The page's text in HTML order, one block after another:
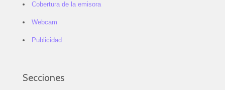
Cobertura de la emisora
Webcam
Publicidad
Secciones